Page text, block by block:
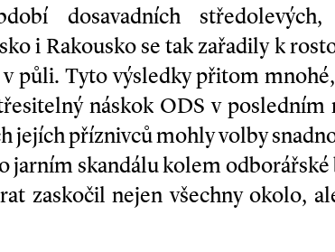
dosavadních
i Rakousko se tak zařadily k
půli. Tyto výsledky přitom
náskok ODS v posledním
jejích příznivců mohly volby
jarním skandálu kolem odborářské
zaskočil nejen všechny okolo,